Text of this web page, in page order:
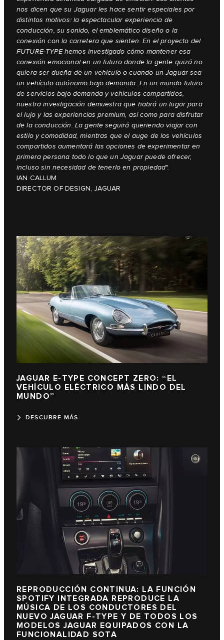
nos dicen que su Jaguar les hace sentir especiales por
distintos motivos: la espectacular experiencia de
conducción, su sonido, el emblemático diseño o la
conexión con la carretera que sienten. En el proyecto del
FUTURE-TYPE hemos investigado cómo mantener esa
conexión emocional en un futuro donde la gente quizá no
quiera ser dueña de un vehículo o cuando un Jaguar sea
un vehículo autónomo bajo demanda. En un mundo futuro
de servicios bajo demanda y vehículos compartidos,
nuestra investigación demuestra que habrá un lugar para
el lujo y las experiencias premium, así como para disfrutar
de la conducción. La gente seguirá queriendo viajar con
estilo y comodidad, mientras que el auge de los vehículos
compartidos aumentará las opciones de experimentar en
primera persona todo lo que un Jaguar puede ofrecer,
incluso sin necesidad de tenerlo en propiedad".
IAN CALLUM
DIRECTOR OF DESIGN, JAGUAR
JAGUAR E-TYPE CONCEPT ZERO: “EL
VEHÍCULO ELÉCTRICO MÁS LINDO DEL
MUNDO”
DESCUBRE MÁS
REPRODUCCIÓN CONTINUA: LA FUNCIÓN
SPOTIFY INTEGRADA REPRODUCE LA
MÚSICA DE LOS CONDUCTORES DEL
NUEVO JAGUAR F-TYPE Y DE TODOS LOS
MODELOS JAGUAR EQUIPADOS CON LA
FUNCIONALIDAD SOTA